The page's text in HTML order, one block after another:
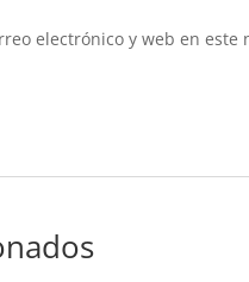
electrónico y web en